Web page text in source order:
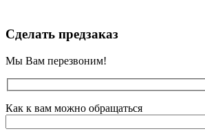
Сделать предзаказ
Мы Вам перезвоним!
Как к вам можно обращаться